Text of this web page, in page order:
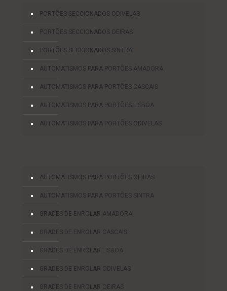
PORTÕES SECCIONADOS ODIVELAS
PORTÕES SECCIONADOS OEIRAS
PORTÕES SECCIONADOS SINTRA
AUTOMATISMOS PARA PORTÕES AMADORA
AUTOMATISMOS PARA PORTÕES CASCAIS
AUTOMATISMOS PARA PORTÕES LISBOA
AUTOMATISMOS PARA PORTÕES ODIVELAS
AUTOMATISMOS PARA PORTÕES OEIRAS
AUTOMATISMOS PARA PORTÕES SINTRA
GRADES DE ENROLAR AMADORA
GRADES DE ENROLAR CASCAIS
GRADES DE ENROLAR LISBOA
GRADES DE ENROLAR ODIVELAS
GRADES DE ENROLAR OEIRAS